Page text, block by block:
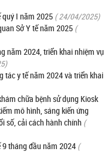
quý I năm 2025 ( 24/04/2025)
Sở Y tế năm 2025 (
năm 2024, triển khai nhiệm vụ
tác y tế năm 2024 và triển khai
chữa bệnh sử dụng Kiosk
mô hình, sáng kiến ứng
số, cải cách hành chính (
9 tháng đầu năm 2024 (